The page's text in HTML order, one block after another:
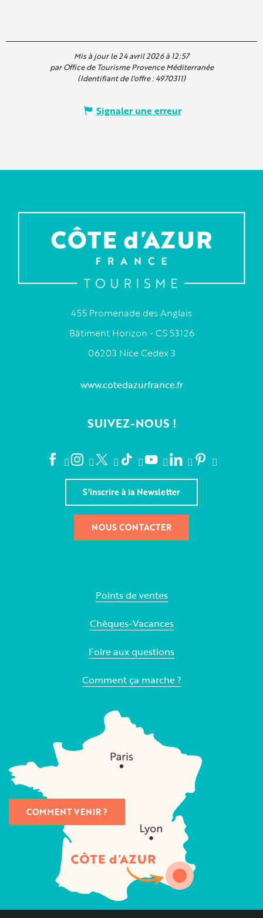
Mis à jour le 24 avril 2026 à 12:57
par Office de Tourisme Provence Méditerranée
(Identifiant de l'offre :4970311)
Signaler une erreur
455 Promenade des Anglais
Bâtiment Horizon - CS 53126
06203 Nice Cedex 3
www.cotedazurfrance.fr
SUIVEZ-NOUS !
S'inscrire à la Newsletter
NOUS CONTACTER
Points de ventes
Chèques-Vacances
Foire aux questions
Comment ça marche ?
COMMENT VENIR ?